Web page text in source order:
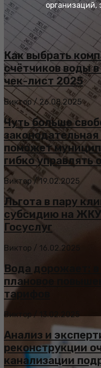
организаций,
Как выбрать
счётчиков воды
чек-лист 2025
Виктор / 26.08.2025
Чуть больше
поможет
гибко
Виктор / 19.02.2025
Льгота в пару
субсидию на ЖКУ
Госуслуг
Виктор / 16.02.2025
Вода дорожает:
плановое
тарифов
Виктор / 13.02.2025
Анализ и
реконструкции
канализации